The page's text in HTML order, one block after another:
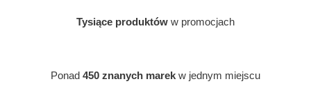
Tysiące produktów w promocjach
Ponad 450 znanych marek w jednym miejscu